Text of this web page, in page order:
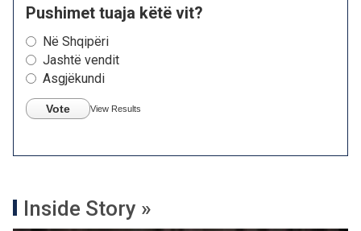
Pushimet tuaja këtë vit?
Në Shqipëri
Jashtë vendit
Asgjëkundi
Vote View Results
Inside Story »